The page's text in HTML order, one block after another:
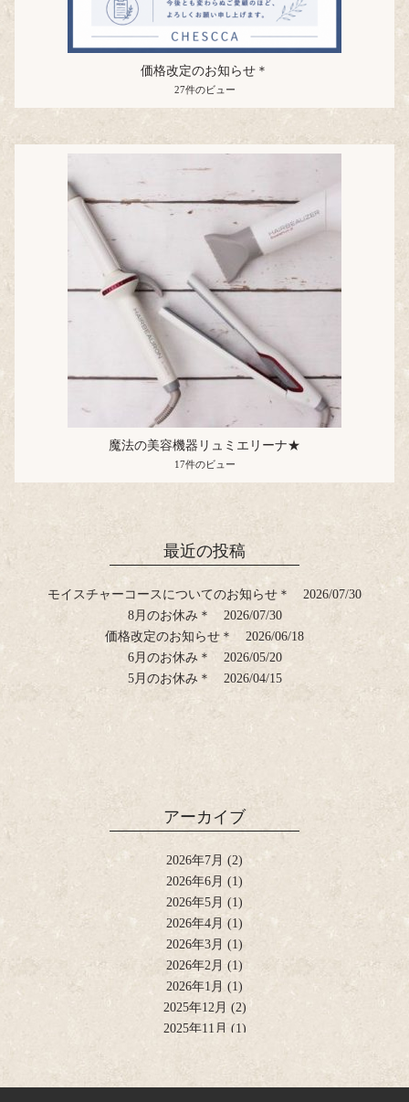
価格改定のお知らせ＊
27件のビュー
魔法の美容機器リュミエリーナ★
17件のビュー
最近の投稿
モイスチャーコースについてのお知らせ＊
2026/07/30
8月のお休み＊
2026/07/30
価格改定のお知らせ＊
2026/06/18
6月のお休み＊
2026/05/20
5月のお休み＊
2026/04/15
アーカイブ
2026年7月 (2)
2026年6月 (1)
2026年5月 (1)
2026年4月 (1)
2026年3月 (1)
2026年2月 (1)
2026年1月 (1)
2025年12月 (2)
2025年11月 (1)
2025年8月(2)